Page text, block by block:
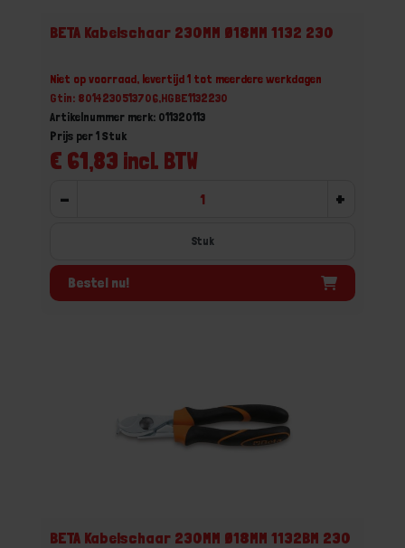
BETA Kabelschaar 230MM Ø18MM 1132 230
Niet op voorraad, levertijd 1 tot meerdere werkdagen
Gtin: 8014230513706,HGBE1132230
Artikelnummer merk: 011320113
€ 61,83 incl. BTW
Prijs per 1 Stuk
- +
Stuk
Bestel nu!
BETA Kabelschaar 230MM Ø18MM 1132BM 230